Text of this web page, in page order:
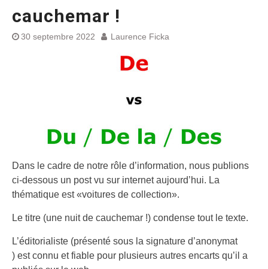
cauchemar !
30 septembre 2022 Laurence Ficka
Dans le cadre de notre rôle d’information, nous publions
ci-dessous un post vu sur internet aujourd’hui. La
thématique est «voitures de collection».
Le titre (une nuit de cauchemar !) condense tout le texte.
L’éditorialiste (présenté sous la signature d’anonymat
) est connu et fiable pour plusieurs autres encarts qu’il a